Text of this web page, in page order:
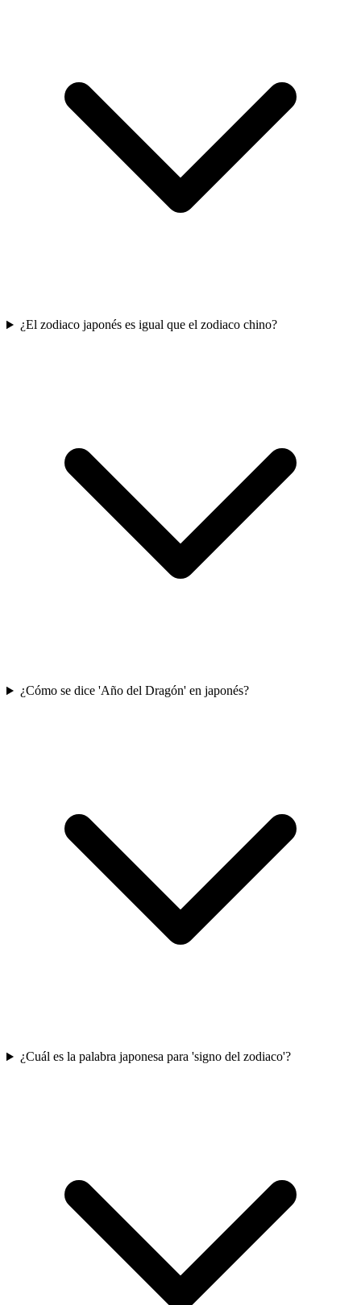
¿El zodiaco japonés es igual que el zodiaco chino?
¿Cómo se dice 'Año del Dragón' en japonés?
¿Cuál es la palabra japonesa para 'signo del zodiaco'?